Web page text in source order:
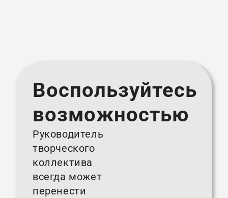
Воспользуйтесь
возможностью
Руководитель
творческого
коллектива
всегда может
перенести